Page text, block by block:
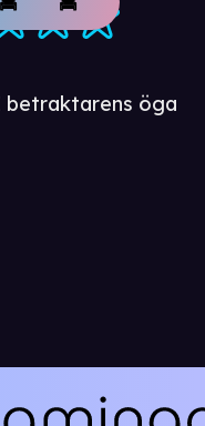
betraktarens öga